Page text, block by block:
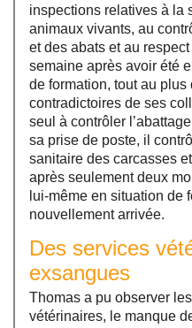
inspections relatives à la
animaux vivants, au
et des abats et au
semaine après avoir été
de formation, tout au
contradictoires de ses
seul à contrôler
sa prise de poste, il
sanitaire des carcasses
après seulement deux
lui-même en situation de
nouvellement arrivée.
Des services
exsangues
Thomas a pu observer
vétérinaires, le manque